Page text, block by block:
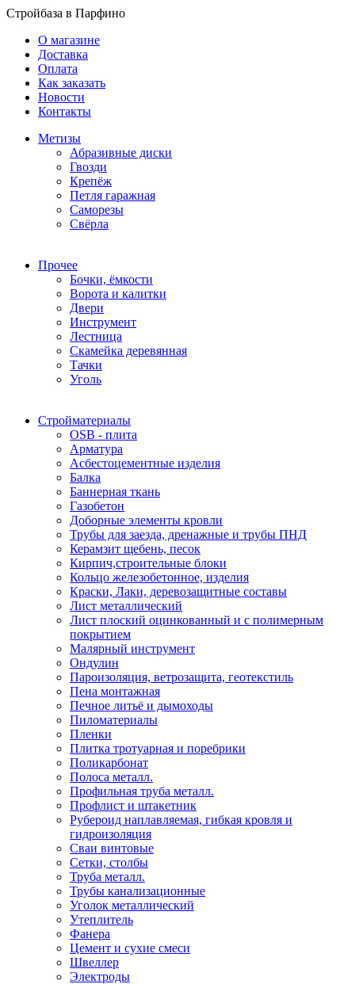
Стройбаза в Парфино
О магазине
Доставка
Оплата
Как заказать
Новости
Контакты
Метизы
Абразивные диски
Гвозди
Крепёж
Петля гаражная
Саморезы
Свёрла
Прочее
Бочки, ёмкости
Ворота и калитки
Двери
Инструмент
Лестница
Скамейка деревянная
Тачки
Уголь
Стройматериалы
OSB - плита
Арматура
Асбестоцементные изделия
Балка
Баннерная ткань
Газобетон
Доборные элементы кровли
Трубы для заезда, дренажные и трубы ПНД
Керамзит щебень, песок
Кирпич,строительные блоки
Кольцо железобетонное, изделия
Краски, Лаки, деревозащитные составы
Лист металлический
Лист плоский оцинкованный и с полимерным
покрытием
Малярный инструмент
Ондулин
Пароизоляция, ветрозащита, геотекстиль
Пена монтажная
Печное литьё и дымоходы
Пиломатериалы
Пленки
Плитка тротуарная и поребрики
Поликарбонат
Полоса металл.
Профильная труба металл.
Профлист и штакетник
Рубероид наплавляемая, гибкая кровля и
гидроизоляция
Сваи винтовые
Сетки, столбы
Труба металл.
Трубы канализационные
Уголок металлический
Утеплитель
Фанера
Цемент и сухие смеси
Швеллер
Электроды